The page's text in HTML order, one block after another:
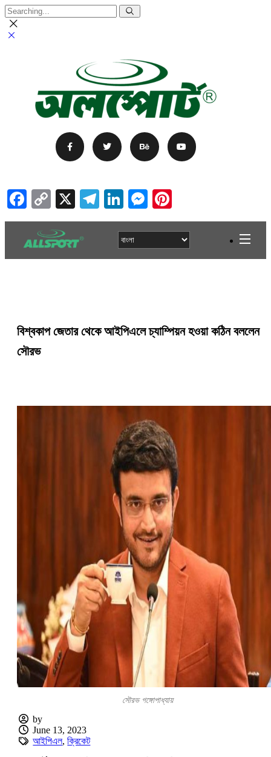
Facebook
Copy
Link
X Telegram
LinkedIn
Messenger
বিশ্বকাপ জেতার থেকে আইপিএলে চ্যাম্পিয়ন হওয়া কঠিন বললেন
সৌরভ
সৌরভ গঙ্গোপাধ্যায়
by
June 13, 2023
আইপিএল,ক্রিকেট